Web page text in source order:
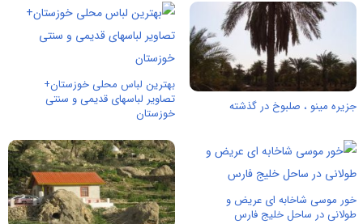
جزیره مینو ، صلبوخ در گذشته
بهترین لباس محلی خوزستان+
تصاویر لباسهای قدیمی و سنتی
خوزستان
خور موسی شاخابه ای عریض و
طولانی در ساحل خلیج فارس